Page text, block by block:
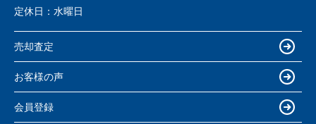
定休日： 水曜日
売却査定
お客様の声
会員登録